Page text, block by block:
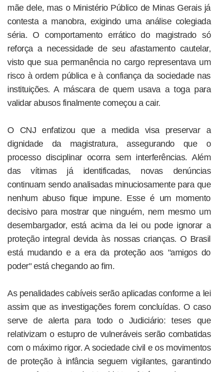
mãe dele, mas o Ministério Público de Minas Gerais já
contesta a manobra, exigindo uma análise colegiada
séria. O comportamento errático do magistrado só
reforça a necessidade de seu afastamento cautelar,
visto que sua permanência no cargo representava um
risco à ordem pública e à confiança da sociedade nas
instituições. A máscara de quem usava a toga para
validar abusos finalmente começou a cair.
O CNJ enfatizou que a medida visa preservar a
dignidade da magistratura, assegurando que o
processo disciplinar ocorra sem interferências. Além
das vítimas já identificadas, novas denúncias
continuam sendo analisadas minuciosamente para que
nenhum abuso fique impune. Esse é um momento
decisivo para mostrar que ninguém, nem mesmo um
desembargador, está acima da lei ou pode ignorar a
proteção integral devida às nossas crianças. O Brasil
está mudando e a era da proteção aos "amigos do
poder" está chegando ao fim.
As penalidades cabíveis serão aplicadas conforme a lei
assim que as investigações forem concluídas. O caso
serve de alerta para todo o Judiciário: teses que
relativizam o estupro de vulneráveis serão combatidas
com o máximo rigor. A sociedade civil e os movimentos
de proteção à infância seguem vigilantes, garantindo